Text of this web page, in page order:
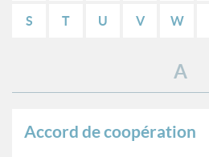
S T U V W
A
Accord de coopération